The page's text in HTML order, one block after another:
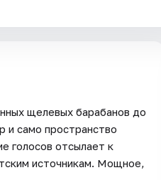
щелевых барабанов до
и само пространство
голосов отсылает к
источникам. Мощное,